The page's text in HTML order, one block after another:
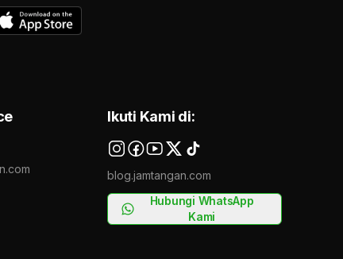
Ikuti Kami di:
blog.jamtangan.com
Hubungi WhatsApp
Kami